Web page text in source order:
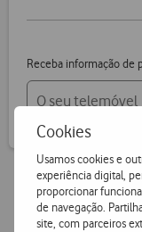
Cookies
Usamos cookies e
experiência digital,
proporcionar
de navegação.
site, com parceiros
Receba informação de
Vantagens